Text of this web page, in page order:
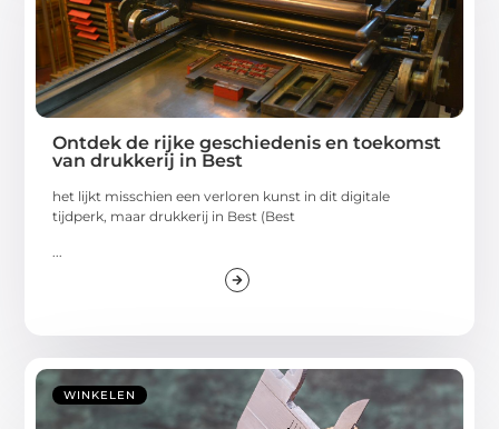
Ontdek de rijke geschiedenis en toekomst
van drukkerij in Best
het lijkt misschien een verloren kunst in dit digitale
tijdperk, maar drukkerij in Best (Best
...
WINKELEN